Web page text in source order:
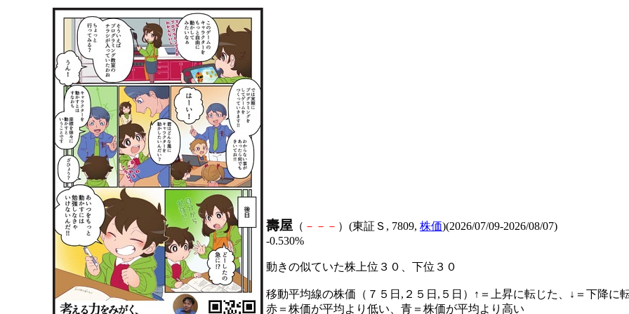
壽屋 （ － － － ）(東証Ｓ, 7809, 株価)(2026/07/09-2026/08/07)
-0.530%
動きの似ていた株上位３０、下位３０
移動平均線の株価（７５日,２５日,５日）↑＝上昇に転じた、↓＝下降に
赤＝株価が平均より低い、青＝株価が平均より高い